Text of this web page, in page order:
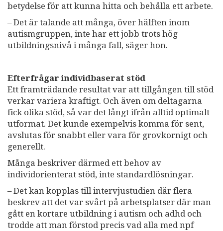
betydelse för att kunna hitta och behålla ett arbete.
– Det är talande att många, över hälften inom
autismgruppen, inte har ett jobb trots hög
utbildningsnivå i många fall, säger hon.
Efterfrågar individbaserat stöd
Ett framträdande resultat var att tillgången till stöd
verkar variera kraftigt. Och även om deltagarna
fick olika stöd, så var det långt ifrån alltid optimalt
utformat. Det kunde exempelvis komma för sent,
avslutas för snabbt eller vara för grovkornigt och
generellt.
Många beskriver därmed ett behov av
individorienterat stöd, inte standardlösningar.
– Det kan kopplas till intervjustudien där flera
beskrev att det var svårt på arbetsplatser där man
gått en kortare utbildning i autism och adhd och
trodde att man förstod precis vad alla med npf